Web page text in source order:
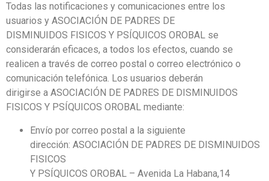
Todas las notificaciones y comunicaciones entre los
usuarios y ASOCIACIÓN DE PADRES DE
DISMINUIDOS FISICOS Y PSÍQUICOS OROBAL se
considerarán eficaces, a todos los efectos, cuando se
realicen a través de correo postal o correo electrónico o
comunicación telefónica. Los usuarios deberán
dirigirse a ASOCIACIÓN DE PADRES DE DISMINUIDOS
FISICOS Y PSÍQUICOS OROBAL mediante:
Envío por correo postal a la siguiente
dirección: ASOCIACIÓN DE PADRES DE DISMINUIDOS
FISICOS
Y PSÍQUICOS OROBAL – Avenida La Habana,14